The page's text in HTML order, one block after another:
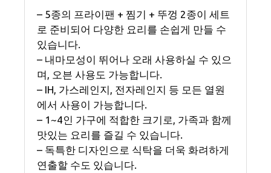
– 5종의 프라이팬 + 찜기 + 뚜껑 2종이 세트
로 준비되어 다양한 요리를 손쉽게 만들 수
있습니다.
– 내마모성이 뛰어나 오래 사용하실 수 있으
며, 오븐 사용도 가능합니다.
– IH, 가스레인지, 전자레인지 등 모든 열원
에서 사용이 가능합니다.
– 1~4인 가구에 적합한 크기로, 가족과 함께
맛있는 요리를 즐길 수 있습니다.
– 독특한 디자인으로 식탁을 더욱 화려하게
연출할 수도 있습니다.